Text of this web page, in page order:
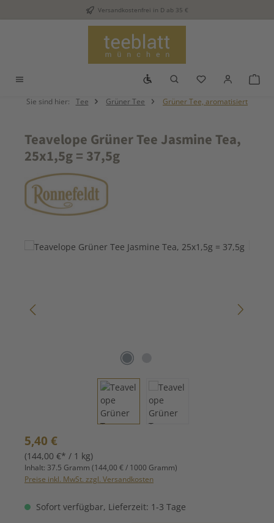
Zum Hauptinhalt springenVersandkostenfrei in D ab 35 €
Werkzeugleiste anzeigen
Du hast 0
Sie sind hier: Tee Grüner Tee Grüner Tee, aromatisiert
Teavelope Grüner Tee Jasmine Tea,
25x1,5g = 37,5g
Bildergalerie überspringen
Regulärer Preis:
5,40 €
(144,00 €* / 1 kg)
Inhalt: 37.5 Gramm (144,00 € / 1000 Gramm)
Preise inkl. MwSt. zzgl. Versandkosten
Sofort verfügbar, Lieferzeit: 1-3 Tage